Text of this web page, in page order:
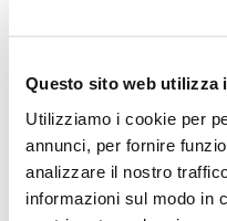
Questo sito web utilizza
Utilizziamo i cookie per
annunci, per fornire
analizzare il nostro
informazioni sul modo in